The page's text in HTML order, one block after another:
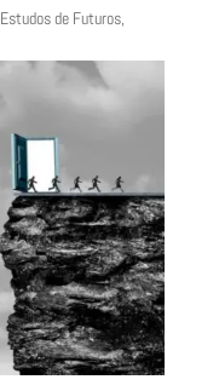
Estudos de Futuros,